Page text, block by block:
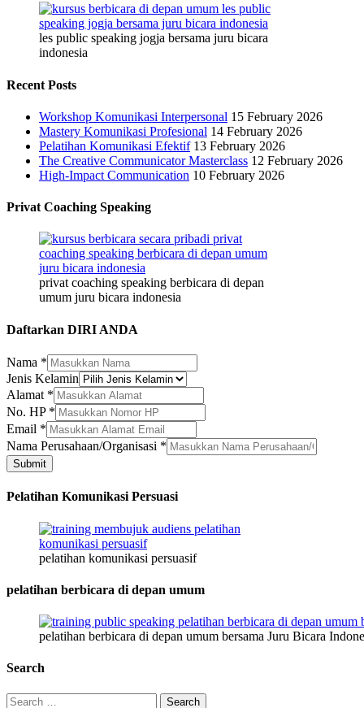
les public speaking jogja bersama juru bicara
indonesia
Recent Posts
Workshop Komunikasi Interpersonal 15 February 2026
Mastery Komunikasi Profesional 14 February 2026
Pelatihan Komunikasi Efektif 13 February 2026
The Creative Communicator Masterclass 12 February 2026
High-Impact Communication 10 February 2026
Privat Coaching Speaking
privat coaching speaking berbicara di depan
umum juru bicara indonesia
Daftarkan DIRI ANDA
Nama *
Jenis Kelamin
Alamat
Nama
Email
Alamat *
No. HP *
Email *
Nama Perusahaan/Organisasi *
Submit
Pelatihan Komunikasi Persuasi
pelatihan komunikasi persuasif
pelatihan berbicara di depan umum
pelatihan berbicara di depan umum bersama Juru Bicara
Search
Search